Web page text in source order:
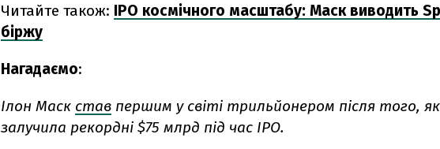
Читайте також: IPO космічного масштабу: Маск виводить
біржу
Нагадаємо:
Ілон Маск став першим у світі трильйонером після того, як
залучила рекордні $75 млрд під час IPO.